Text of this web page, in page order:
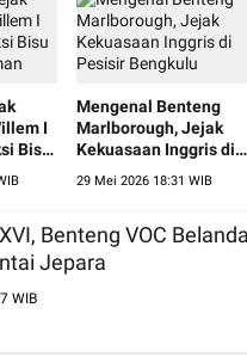
I
Bisu
Mengenal Benteng
Marlborough, Jejak
Kekuasaan Inggris di
Pesisir Bengkulu
29 Mei 2026 18:31 WIB
Benteng VOC Belanda
Jepara
WIB